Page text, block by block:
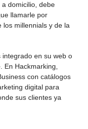
domicilio, debe
llamarle por
millennials y de la
integrado en su web o
En Hackmarking,
con catálogos
digital para
sus clientes ya